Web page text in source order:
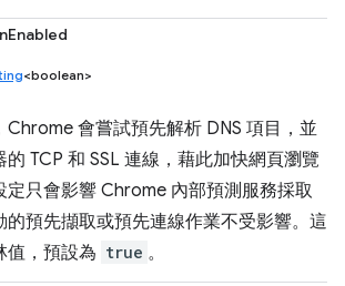
<boolean>
Chrome 會嘗試預先解析 DNS 項目，並
TCP 和 SSL 連線，藉此加快網頁瀏覽
定只會影響 Chrome 內部預測服務採取
的預先擷取或預先連線作業不受影響。這
值，預設為 true 。